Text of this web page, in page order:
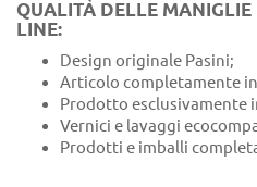
QUALITÀ DELLE MANIGLIE
LINE:
Design originale Pasini;
Articolo completamente
Prodotto esclusivamente
Vernici e lavaggi
Prodotti e imballi